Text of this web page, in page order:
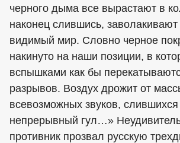
черного дыма все вырастают в
наконец слившись,
видимый мир. Словно черное
накинуто на наши позиции, в
вспышками как бы
разрывов. Воздух дрожит от
всевозможных звуков,
непрерывный гул…»
противник прозвал русскую